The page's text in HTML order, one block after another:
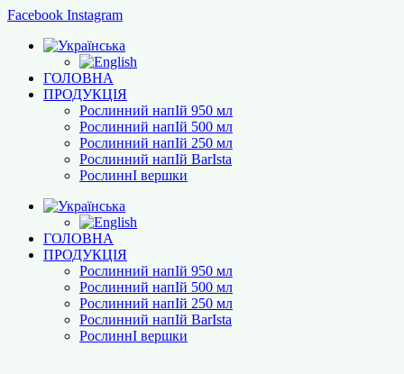
Facebook Instagram
ГОЛОВНА
ПРОДУКЦІЯ
Рослинний напІй 950 мл
Рослинний напІй 500 мл
Рослинний напІй 250 мл
Рослинний напІй BarІsta
РослиннІ вершки
ГОЛОВНА
ПРОДУКЦІЯ
Рослинний напІй 950 мл
Рослинний напІй 500 мл
Рослинний напІй 250 мл
Рослинний напІй BarІsta
РослиннІ вершки